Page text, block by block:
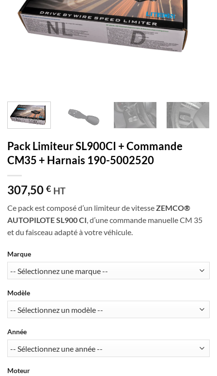
Pack Limiteur SL900CI + Commande
CM35 + Harnais 190-5002520
307,50 € HT
Ce pack est composé d’un limiteur de vitesseZEMCO®
AUTOPILOTE SL900 CI, d’une commande manuelle CM 35
et du faisceau adapté à votre véhicule.
Marque
Modèle
Année
Moteur